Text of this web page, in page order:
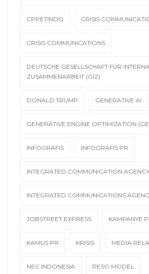
CPPETINDO CRISIS
CRISIS COMMUNICATIONS
DEUTSCHE GESELLSCHAFT FÜR
ZUSAMMENARBEIT (GIZ)
DONALD TRUMP GENERATIVE AI
GENERATIVE ENGINE OPTIMIZATION
INFOGRAFIS INFOGRAFIS PR
INTEGRATED COMMUNICATION AGENCY
INTEGRATED COMMUNICATIONS
JOBSTREET EXPRESS KAMPANYE
KAMUS PR KRISIS MEDIA
NEC INDONESIA PESO MODEL